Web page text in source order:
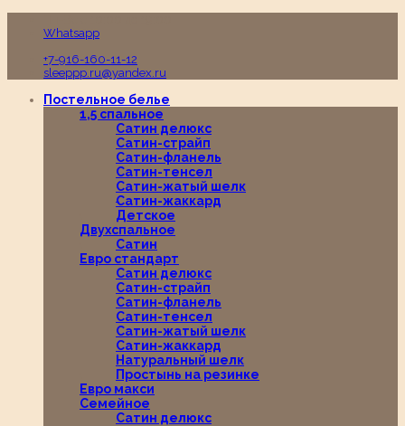
Whatsapp
+7-916-160-11-12
sleeppp.ru@yandex.ru
Постельное белье
1,5 спальное
Сатин делюкс
Сатин-страйп
Сатин-фланель
Сатин-тенсел
Сатин-жатый шелк
Сатин-жаккард
Детское
Двухспальное
Сатин
Евро стандарт
Сатин делюкс
Сатин-страйп
Сатин-фланель
Сатин-тенсел
Сатин-жатый шелк
Сатин-жаккард
Натуральный шелк
Простынь на резинке
Евро макси
Семейное
Сатин делюкс